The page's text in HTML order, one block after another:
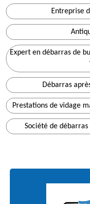
Entreprise
Expert en débarras de
Débarras
Prestations de vidage
Société de